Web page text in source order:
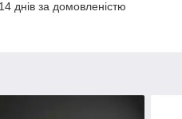
днів за домовленістю